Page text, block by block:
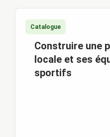
GUIDES PRATIQUES
CONTACT
ESPACE PERSONNEL
Catalogue
Construire une
locale et ses
sportifs